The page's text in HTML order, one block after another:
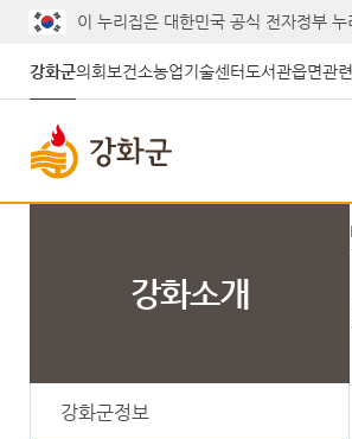
이 누리집은 대한민국 공식 전자정부 누
강화군의회 보건소농업기술센터 도서관읍면관
강화소개
강화군정보